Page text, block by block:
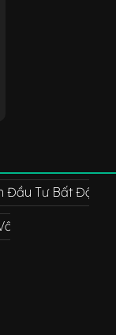
Đầu Tư Bất Động
Quan Hệ Nhà